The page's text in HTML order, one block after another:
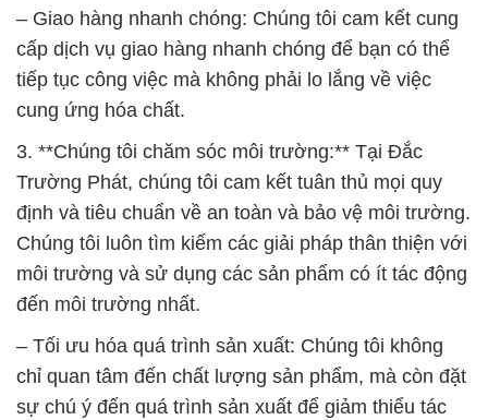
– Giao hàng nhanh chóng: Chúng tôi cam kết cung
cấp dịch vụ giao hàng nhanh chóng để bạn có thể
tiếp tục công việc mà không phải lo lắng về việc
cung ứng hóa chất.
3. **Chúng tôi chăm sóc môi trường:** Tại Đắc
Trường Phát, chúng tôi cam kết tuân thủ mọi quy
định và tiêu chuẩn về an toàn và bảo vệ môi trường.
Chúng tôi luôn tìm kiếm các giải pháp thân thiện với
môi trường và sử dụng các sản phẩm có ít tác động
đến môi trường nhất.
– Tối ưu hóa quá trình sản xuất: Chúng tôi không
chỉ quan tâm đến chất lượng sản phẩm, mà còn đặt
sự chú ý đến quá trình sản xuất để giảm thiểu tác